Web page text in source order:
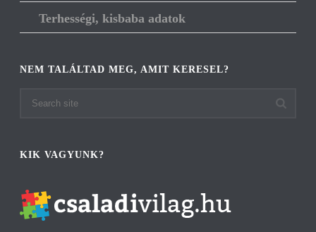
Terhességi, kisbaba adatok
NEM TALÁLTAD MEG, AMIT KERESEL?
KIK VAGYUNK?